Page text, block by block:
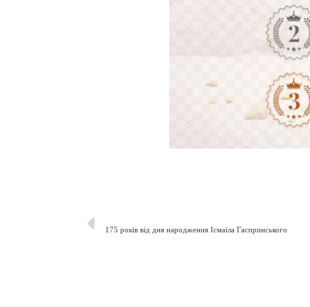
175 років від дня народження Ісмаїла Гаспринського